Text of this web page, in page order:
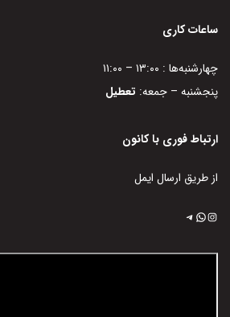
ساعات کاری
چهارشنبه‌ها : ۱۳:۰۰ – ۱۱:۰۰
پنجشنبه – جمعه: تعطیل
ارتباط فوری با کانون
از طریق ارسال ایمل
اینستاگرم
واتس‌اپ
تلگرام